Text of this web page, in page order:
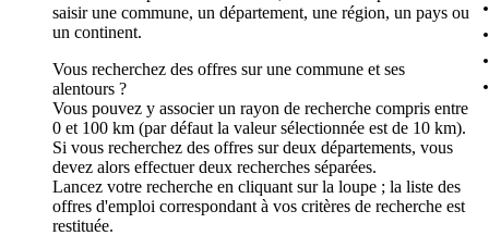
saisir une commune, un département, une région, un pays ou
un continent.
Vous recherchez des offres sur une commune et ses
alentours ?
Vous pouvez y associer un rayon de recherche compris entre
0 et 100 km (par défaut la valeur sélectionnée est de 10 km).
Si vous recherchez des offres sur deux départements, vous
devez alors effectuer deux recherches séparées.
Lancez votre recherche en cliquant sur la loupe ; la liste des
offres d'emploi correspondant à vos critères de recherche est
restituée.